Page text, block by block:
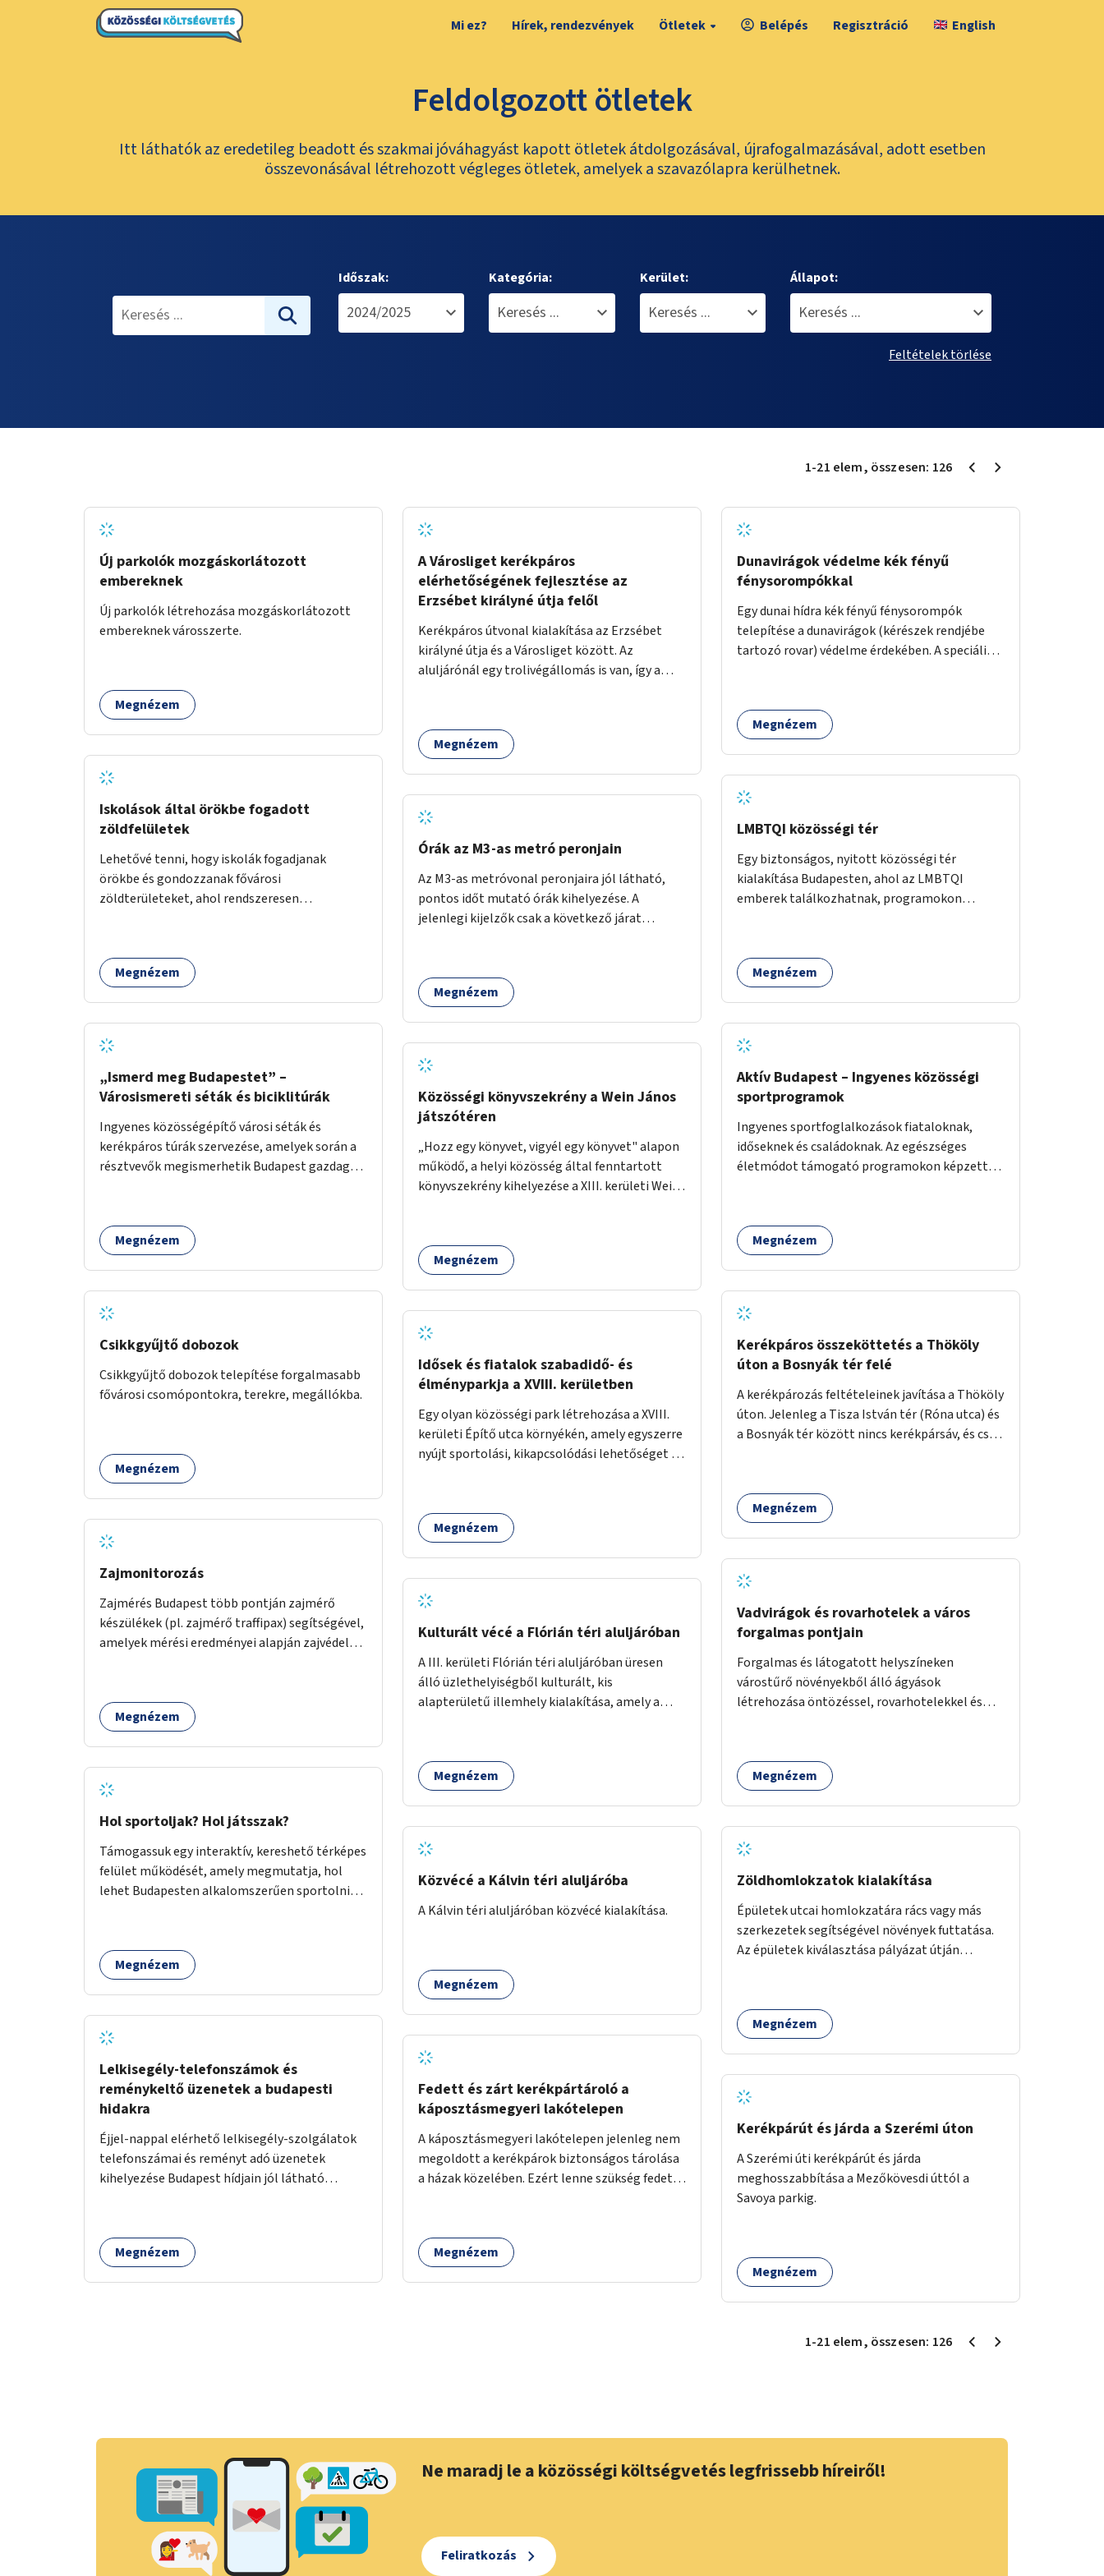
Mi ez? Hírek, rendezvények Ötletek Belépés Regisztráció English
Feldolgozott ötletek
Itt láthatók az eredetileg beadott és szakmai jóváhagyást kapott ötletek átdolgozásával, újrafogalmazásával, adott esetben
összevonásával létrehozott végleges ötletek, amelyek a szavazólapra kerülhetnek.
Időszak: Kategória: Kerület: Állapot:
Feltételek törlése
1-21 elem, összesen: 126
Új parkolók mozgáskorlátozott
embereknek
Új parkolók létrehozása mozgáskorlátozott
embereknek városszerte.
Megnézem
Iskolások által örökbe fogadott
zöldfelületek
Lehetővé tenni, hogy iskolák fogadjanak
örökbe és gondozzanak fővárosi
zöldterületeket, ahol rendszeresen
Megnézem
„Ismerd meg Budapestet” –
Városismereti séták és biciklitúrák
Ingyenes közösségépítő városi séták és
kerékpáros túrák szervezése, amelyek során a
résztvevők megismerhetik Budapest gazdag
mozgás népszerűsítésével mindenki számára
nagy élményt nyújthat.
Megnézem
Csikkgyűjtő dobozok
Csikkgyűjtő dobozok telepítése forgalmasabb
fővárosi csomópontokra, terekre, megállókba.
Megnézem
Zajmonitorozás
Zajmérés Budapest több pontján zajmérő
készülékek (pl. zajmérő traffipax) segítségével,
amelyek mérési eredményei alapján zajvédelmi
Megnézem
Hol sportoljak? Hol játsszak?
Támogassuk egy interaktív, kereshető térképes
felület működését, amely megmutatja, hol
lehet Budapesten alkalomszerűen sportolni
könnyen megtudhatja, hol tud a környékén
jógázni, bridzsezni, biliárdozni vagy
könnyen elérhetővé tegye a város közösségi
sport- és játéklehetőségeit bárki számára, egy
már meglévő, fejlesztett megoldás
fenntartásán keresztül.
Megnézem
Lelkisegély-telefonszámok és
reménykeltő üzenetek a budapesti
hidakra
Éjjel-nappal elérhető lelkisegély-szolgálatok
telefonszámai és reményt adó üzenetek
kihelyezése Budapest hídjain jól látható
legyen kapacitásuk a növekvő számú hívások
fogadására.
Megnézem
A Városliget kerékpáros
elérhetőségének fejlesztése az
Erzsébet királyné útja felől
Kerékpáros útvonal kialakítása az Erzsébet
királyné útja és a Városliget között. Az
aluljárónál egy trolivégállomás is van, így a
troliforgalom mellett is. Az útvonal
átvezetésre kerülne a Hungária körúton, majd a
Megnézem
Órák az M3-as metró peronjain
Az M3-as metróvonal peronjaira jól látható,
pontos időt mutató órák kihelyezése. A
jelenlegi kijelzők csak a következő járat
segítenék, ahogyan az más közösségi tereken
is bevett gyakorlat.
Megnézem
Közösségi könyvszekrény a Wein János
játszótéren
„Hozz egy könyvet, vigyél egy könyvet" alapon
működő, a helyi közösség által fenntartott
könyvszekrény kihelyezése a XIII. kerületi Wein
Megnézem
Idősek és fiatalok szabadidő- és
élményparkja a XVIII. kerületben
Egy olyan közösségi park létrehozása a XVIII.
kerületi Építő utca környékén, amely egyszerre
nyújt sportolási, kikapcsolódási lehetőséget az
Megnézem
Kulturált vécé a Flórián téri aluljáróban
A III. kerületi Flórián téri aluljáróban üresen
álló üzlethelyiségből kulturált, kis
alapterületű illemhely kialakítása, amely a
Megnézem
Közvécé a Kálvin téri aluljáróba
A Kálvin téri aluljáróban közvécé kialakítása.
Megnézem
Fedett és zárt kerékpártároló a
káposztásmegyeri lakótelepen
A káposztásmegyeri lakótelepen jelenleg nem
megoldott a kerékpárok biztonságos tárolása
a házak közelében. Ezért lenne szükség fedett,
időjárás viszontagságaival szemben.
Megnézem
Dunavirágok védelme kék fényű
fénysorompókkal
Egy dunai hídra kék fényű fénysorompók
telepítése a dunavirágok (kérészek rendjébe
tartozó rovar) védelme érdekében. A speciális,
tartsák, megakadályozva, hogy a hidak
úttestjére repüljenek, és ott rakják le petéiket.
Megnézem
LMBTQI közösségi tér
Egy biztonságos, nyitott közösségi tér
kialakítása Budapesten, ahol az LMBTQI
emberek találkozhatnak, programokon
csoportfoglalkozásoknak, kulturális
eseményeknek és civil szervezetek
Megnézem
Aktív Budapest – Ingyenes közösségi
sportprogramok
Ingyenes sportfoglalkozások fiataloknak,
időseknek és családoknak. Az egészséges
életmódot támogató programokon képzett
keresztül (pl. jóga, vízi torna, aerobik, csikung).
Megnézem
Kerékpáros összeköttetés a Thököly
úton a Bosnyák tér felé
A kerékpározás feltételeinek javítása a Thököly
úton. Jelenleg a Tisza István tér (Róna utca) és
a Bosnyák tér között nincs kerékpársáv, és csak
Megnézem
Vadvirágok és rovarhotelek a város
forgalmas pontjain
Forgalmas és látogatott helyszíneken
várostűrő növényekből álló ágyások
létrehozása öntözéssel, rovarhotelekkel és
Megnézem
Zöldhomlokzatok kialakítása
Épületek utcai homlokzatára rács vagy más
szerkezetek segítségével növények futtatása.
Az épületek kiválasztása pályázat útján
Megnézem
Kerékpárút és járda a Szerémi úton
A Szerémi úti kerékpárút és járda
meghosszabbítása a Mezőkövesdi úttól a
Savoya parkig.
Megnézem
1-21 elem, összesen: 126
Ne maradj le a közösségi költségvetés legfrissebb híreiről!
Feliratkozás